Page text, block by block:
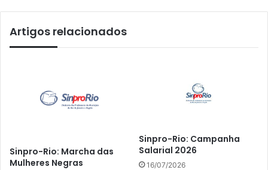
Artigos relacionados
Sinpro-Rio: Marcha das
Mulheres Negras
Sinpro-Rio: Campanha
Salarial 2026
16/07/2026